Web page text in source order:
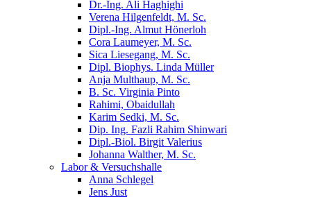
Dr.-Ing. Ali Haghighi
Verena Hilgenfeldt, M. Sc.
Dipl.-Ing. Almut Hönerloh
Cora Laumeyer, M. Sc.
Sica Liesegang, M. Sc.
Dipl. Biophys. Linda Müller
Anja Multhaup, M. Sc.
B. Sc. Virginia Pinto
Rahimi, Obaidullah
Karim Sedki, M. Sc.
Dip. Ing. Fazli Rahim Shinwari
Dipl.-Biol. Birgit Valerius
Johanna Walther, M. Sc.
Labor & Versuchshalle
Anna Schlegel
Jens Just